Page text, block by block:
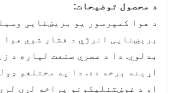
د محصول توضیحات:
د هوا کمپرسور یو بریښنایی
بریښنایی انرژي د فشار شوي هوا
بدلوي. دا د عصري صنعت لپاره د
اړینه برخه ده. دا په مختلفو
او د غوښتنلیکونو پراخه لړۍ